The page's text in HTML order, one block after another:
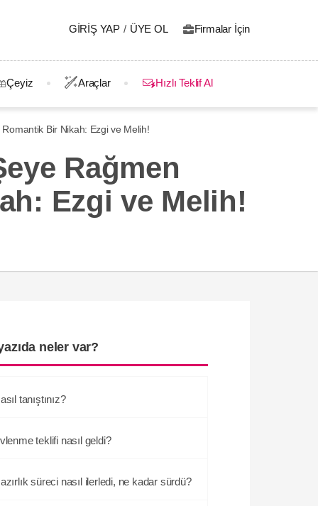
GIRIŞ YAP / ÜYE OL Firmalar İçin
Çeyiz Araçlar Hızlı Teklif Al
Romantik Bir Nikah: Ezgi ve Melih!
Rağmen
Ezgi ve Melih!
neler var?
tanıştınız?
teklifi nasıl geldi?
süreci nasıl ilerledi, ne kadar sürdü?